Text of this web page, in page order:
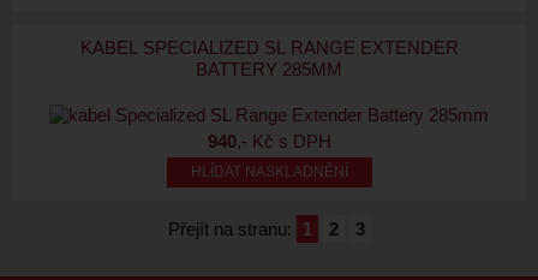
KABEL SPECIALIZED SL RANGE EXTENDER
BATTERY 285MM
940,- Kč s DPH
HLÍDAT NASKLADNĚNÍ
Přejít na stranu: 1 2 3